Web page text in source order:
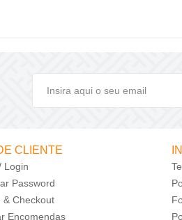
CLIENTE
Login
Password
& Checkout
Encomendas